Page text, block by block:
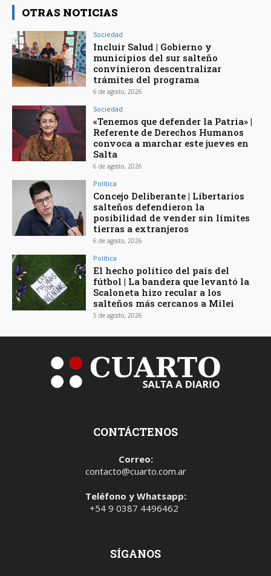
OTRAS NOTICIAS
Sociedad
Incluir Salud | Gobierno y
municipios del sur salteño
convinieron descentralizar
trámites del programa
6 de agosto, 2026
Sociedad
«Tenemos que defender la Patria» |
Referente de Derechos Humanos
convoca a marchar este jueves en
Salta
6 de agosto, 2026
Política
Concejo Deliberante | Libertarios
salteños defendieron la
posibilidad de vender sin límites
tierras a extranjeros
6 de agosto, 2026
Política
El hecho político del país del
fútbol | La bandera que levantó la
Scaloneta hizo recular a los
salteños más cercanos a Milei
5 de agosto, 2026
CONTÁCTENOS
Correo:
contacto@cuarto.com.ar
Teléfono y Whatsapp:
+54 9 0387 4496462
SÍGANOS